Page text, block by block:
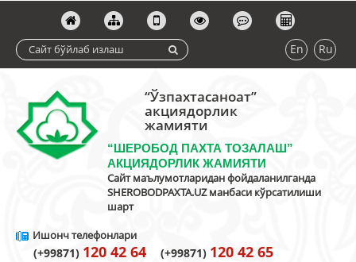
En Ru
“Ўзпахтасаноат”
акциядорлик
жамияти
“ШЕРОБОД ПАХТА ТОЗАЛАШ”
АКЦИЯДОРЛИК ЖАМИЯТИ
Сайт маълумотларидан фойдаланилганда
SHEROBODPAXTA.UZ манбаси кўрсатилиши
шарт
Ишонч телефонлари
(+99871) 120 42 64 (+99871) 120 42 65